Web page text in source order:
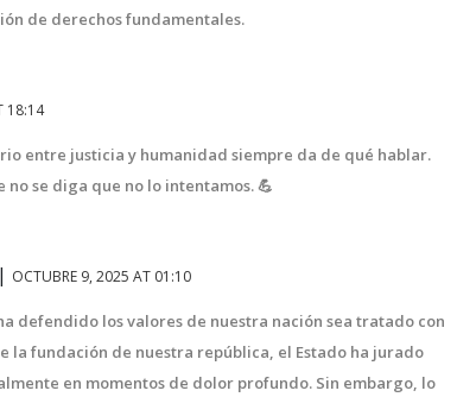
de derechos fundamentales.
18:14
entre justicia y humanidad siempre da de qué hablar.
se diga que no lo intentamos. 💪
| OCTUBRE 9, 2025 AT 01:10
defendido los valores de nuestra nación sea tratado con
la fundación de nuestra república, el Estado ha jurado
en momentos de dolor profundo. Sin embargo, lo